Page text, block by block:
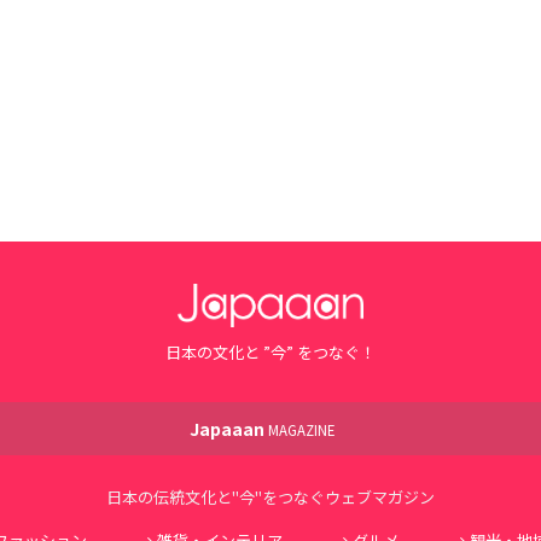
日本の文化と ”今” をつなぐ！
Japaaan MAGAZINE
日本の伝統文化と"今"をつなぐウェブマガジン